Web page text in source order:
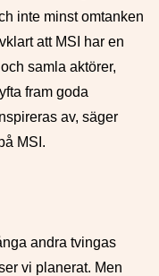
inte minst omtanken
att MSI har en
samla aktörer,
fram goda
av, säger
MSI.
andra tvingas
vi planerat. Men